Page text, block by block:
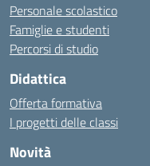
Personale scolastico
Famiglie e studenti
Percorsi di studio
Didattica
Offerta formativa
I progetti delle classi
Novità